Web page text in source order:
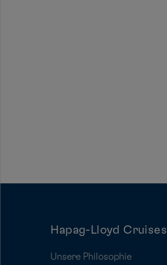
Hapag-Lloyd Cruises
Unsere Philosophie